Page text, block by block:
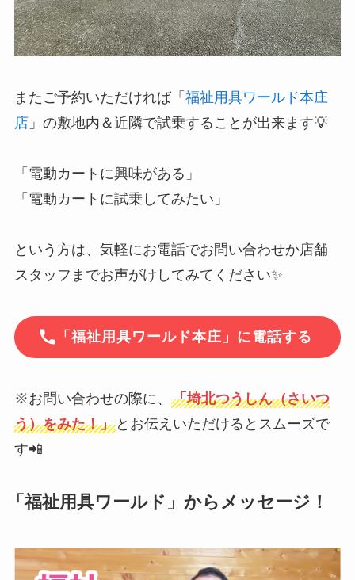
またご予約いただければ「 福祉用具ワールド本庄
店」の敷地内＆近隣で試乗することが出来ます💡
「電動カートに興味がある」
「電動カートに試乗してみたい」
という方は、気軽にお電話でお問い合わせか店舗
スタッフまでお声がけしてみてください✨
「福祉用具ワールド本庄」に電話する
※お問い合わせの際に、 「埼北つうしん（さいつ
う）をみた！」とお伝えいただけるとスムーズで
す📲
「福祉用具ワールド」からメッセージ！